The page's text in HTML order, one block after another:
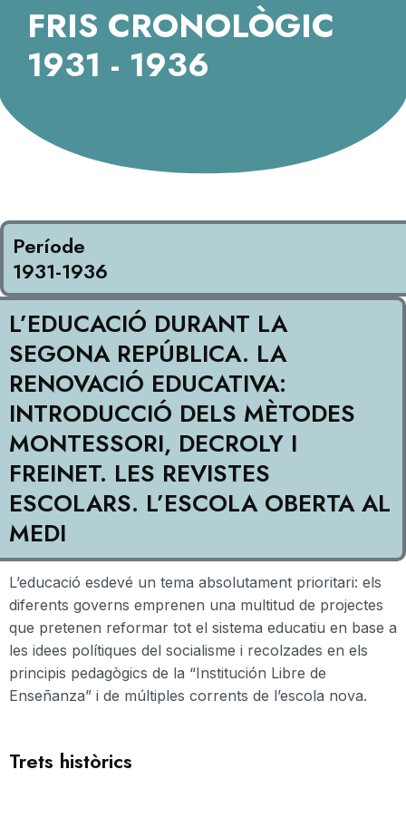
FRIS CRONOLÒGIC
1931 - 1936
Període
1931-1936
L’EDUCACIÓ DURANT LA
SEGONA REPÚBLICA. LA
RENOVACIÓ EDUCATIVA:
INTRODUCCIÓ DELS MÈTODES
MONTESSORI, DECROLY I
FREINET. LES REVISTES
ESCOLARS. L’ESCOLA OBERTA AL
MEDI
L’educació esdevé un tema absolutament prioritari: els
diferents governs emprenen una multitud de projectes
que pretenen reformar tot el sistema educatiu en base a
les idees polítiques del socialisme i recolzades en els
principis pedagògics de la “Institución Libre de
Enseñanza” i de múltiples corrents de l’escola nova.
Trets històrics